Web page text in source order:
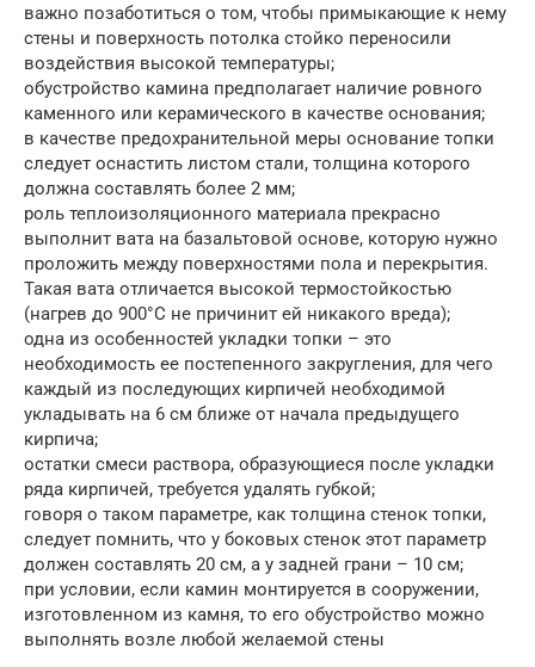
важно позаботиться о том, чтобы примыкающие к нему
стены и поверхность потолка стойко переносили
воздействия высокой температуры;
обустройство камина предполагает наличие ровного
каменного или керамического в качестве основания;
в качестве предохранительной меры основание топки
следует оснастить листом стали, толщина которого
должна составлять более 2 мм;
роль теплоизоляционного материала прекрасно
выполнит вата на базальтовой основе, которую нужно
проложить между поверхностями пола и перекрытия.
Такая вата отличается высокой термостойкостью
(нагрев до 900°C не причинит ей никакого вреда);
одна из особенностей укладки топки – это
необходимость ее постепенного закругления, для чего
каждый из последующих кирпичей необходимой
укладывать на 6 см ближе от начала предыдущего
кирпича;
остатки смеси раствора, образующиеся после укладки
ряда кирпичей, требуется удалять губкой;
говоря о таком параметре, как толщина стенок топки,
следует помнить, что у боковых стенок этот параметр
должен составлять 20 см, а у задней грани – 10 см;
при условии, если камин монтируется в сооружении,
изготовленном из камня, то его обустройство можно
выполнять возле любой желаемой стены